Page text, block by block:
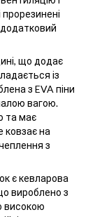
прорезинені
що додає
із
з EVA піни
вагою.
та має
ковзає на
з
є кевларова
вироблено з
високою